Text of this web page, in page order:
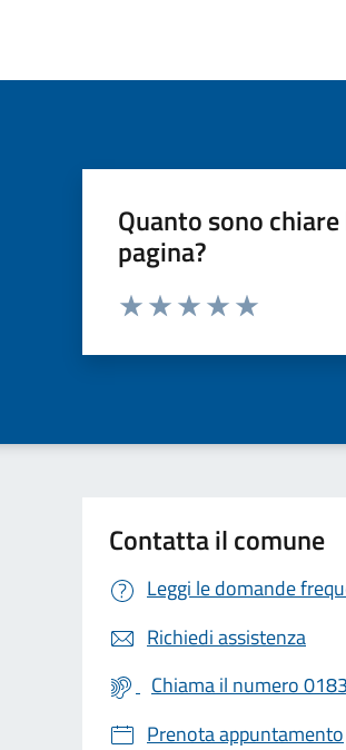
Quanto sono
pagina?
Valuta da 1 a 5 stelle la pagina
Contatta il comune
Leggi le domande
Richiedi assistenza
Chiama il numero
Prenota appuntamento